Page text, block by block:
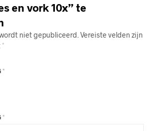
en vork 10x” te
niet gepubliceerd. Vereiste velden zijn
*
*
*